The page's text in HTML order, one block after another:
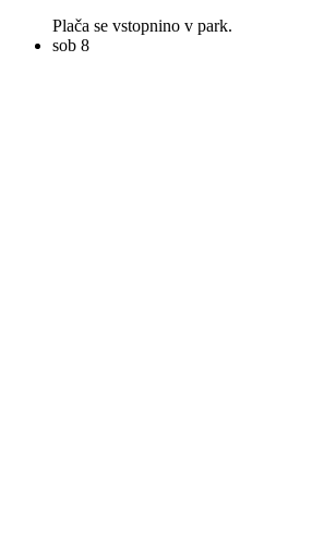
Plača se vstopnino v park.
sob 8